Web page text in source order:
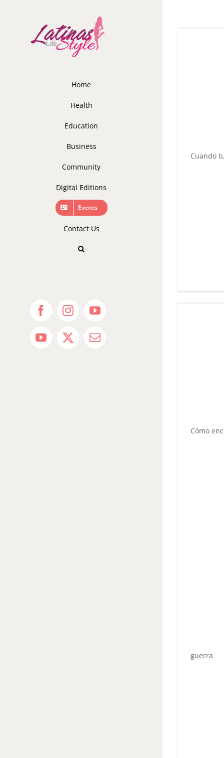
Home
Health
Education
Business
Community
Digital Editions
Events
Contact Us
FacebookInstagramYouTube
YouTube
X Email
Cuando
Cómo
guerra